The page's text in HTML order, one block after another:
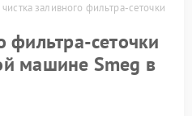
заливного фильтра-сеточки
фильтра-сеточки
машине Smeg в